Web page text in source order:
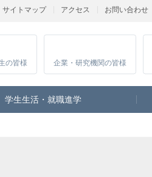
サイトマップ アクセス お問い合わせ
の皆様 企業・研究機関の皆様
学生生活・就職進学